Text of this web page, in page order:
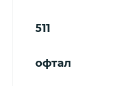
511
офтал